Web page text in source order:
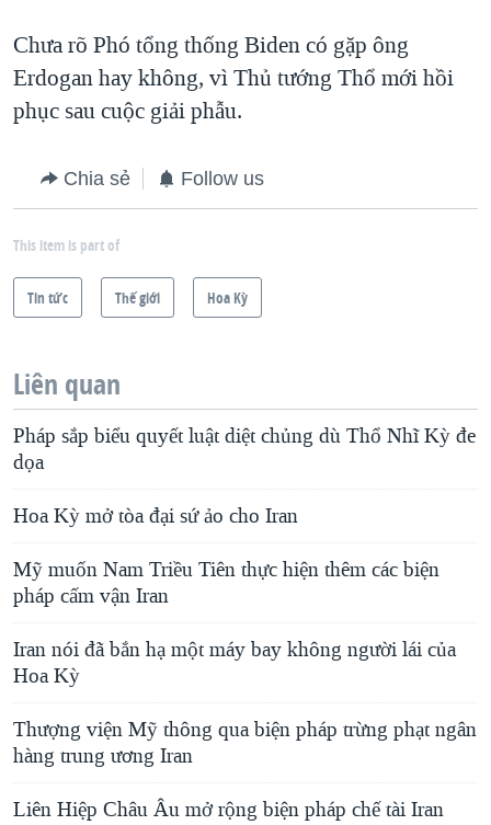
Chưa rõ Phó tổng thống Biden có gặp ông
Erdogan hay không, vì Thủ tướng Thổ mới hồi
phục sau cuộc giải phẫu.
Chia sẻ Follow us
This item is part of
Tin tức Thế giới Hoa Kỳ
Liên quan
Pháp sắp biểu quyết luật diệt chủng dù Thổ Nhĩ Kỳ đe
dọa
Hoa Kỳ mở tòa đại sứ ảo cho Iran
Mỹ muốn Nam Triều Tiên thực hiện thêm các biện
pháp cấm vận Iran
Iran nói đã bắn hạ một máy bay không người lái của
Hoa Kỳ
Thượng viện Mỹ thông qua biện pháp trừng phạt ngân
hàng trung ương Iran
Liên Hiệp Châu Âu mở rộng biện pháp chế tài Iran